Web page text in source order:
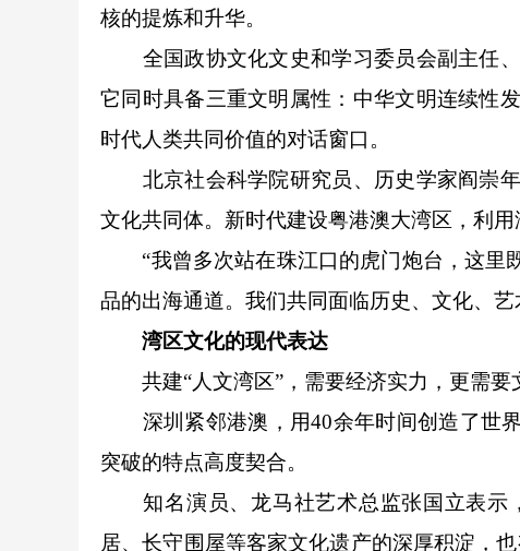
核的提炼和升华。
全国政协文化文史和学习委员会副主任、
它同时具备三重文明属性：中华文明连续性
时代人类共同价值的对话窗口。
北京社会科学院研究员、历史学家阎崇年
文化共同体。新时代建设粤港澳大湾区，利
“我曾多次站在珠江口的虎门炮台，这里
品的出海通道。我们共同面临历史、文化、艺
湾区文化的现代表达
共建“人文湾区”，需要经济实力，更需要
深圳紧邻港澳，用40余年时间创造了世界
突破的特点高度契合。
知名演员、龙马社艺术总监张国立表示
居、长守围屋等客家文化遗产的深厚积淀，